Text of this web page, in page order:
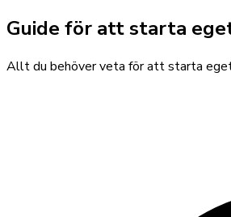
Guide för att starta
Allt du behöver veta för att starta